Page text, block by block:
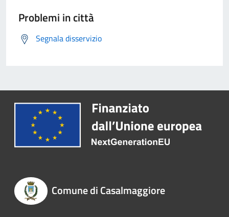
Problemi in città
Segnala disservizio
Comune di Casalmaggiore